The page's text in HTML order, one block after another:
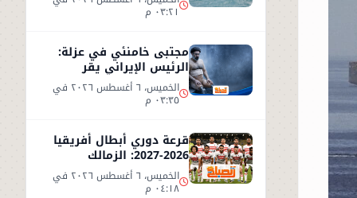
٠٣:٢١ م
مجتبى خامنئي في عزلة:
الرئيس الإيراني يقر
بصعوبة لقاء المرشد الخميس، ٦ أغسطس ٢٠٢٦ في
٠٣:٣٥ م
قرعة دوري أبطال أفريقيا
2026-2027: الزمالك
وبيراميدز في مواجهات
مرتقبة الخميس، ٦ أغسطس ٢٠٢٦ في
٠٤:١٨ م